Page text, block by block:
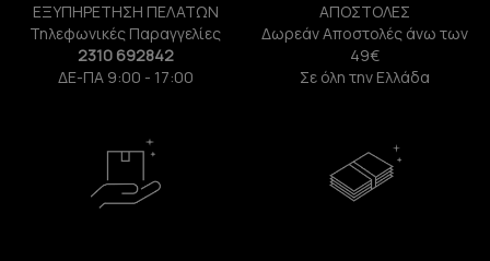
ΕΞΥΠΗΡΕΤΗΣΗ ΠΕΛΑΤΩΝ
Τηλεφωνικές Παραγγελίες
2310 692842
ΔΕ-ΠΑ 9:00 - 17:00
ΑΠΟΣΤΟΛΕΣ
Δωρεάν Αποστολές άνω των
49€
Σε όλη την Ελλάδα